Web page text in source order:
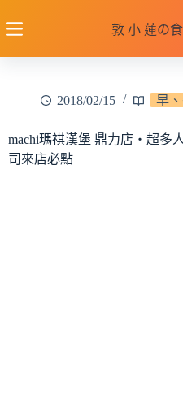
至
敦 小 蓮の
2018/02/15 早
machi瑪祺漢堡 鼎力店‧超多
司來店必點